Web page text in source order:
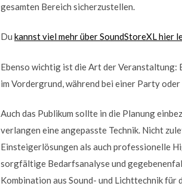
gesamten Bereich sicherzustellen.
Du kannst viel mehr über SoundStoreXL hier
Ebenso wichtig ist die Art der
im Vordergrund, während bei einer Party
Auch das Publikum sollte in die Planung
verlangen eine angepasste Technik. Nicht
Einsteigerlösungen als auch professionelle
sorgfältige Bedarfsanalyse und
Kombination aus Sound- und Lichttechnik für